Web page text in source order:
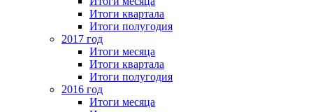
Итоги квартала
Итоги полугодия
2017 год
Итоги месяца
Итоги квартала
Итоги полугодия
2016 год
Итоги месяца